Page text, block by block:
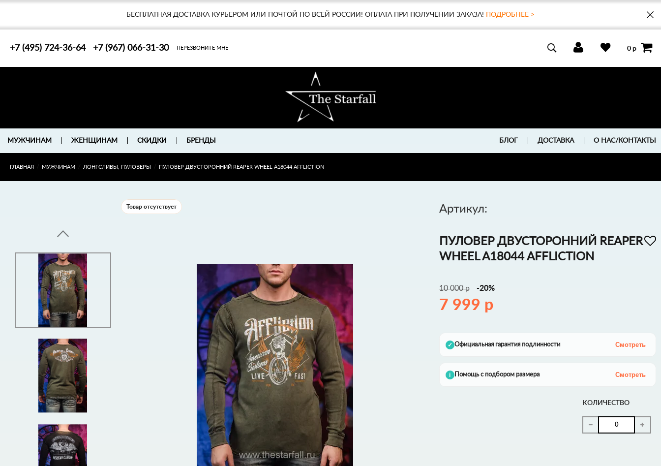
БЕСПЛАТНАЯ ДОСТАВКА КУРЬЕРОМ ИЛИ ПОЧТОЙ ПО ВСЕЙ РОССИИ! ОПЛАТА ПРИ ПОЛУЧЕНИИ ЗАКАЗА! ПОДРОБНЕЕ >
+7 (495) 724-36-64 +7 (967) 066-31-30 ПЕРЕЗВОНИТЕ МНЕ 0 р
МУЖЧИНАМ ЖЕНЩИНАМ СКИДКИ БРЕНДЫ БЛОГ ДОСТАВКА О НАС/КОНТАКТЫ
ГЛАВНАЯ МУЖЧИНАМ ЛОНГСЛИВЫ, ПУЛОВЕРЫ ПУЛОВЕР ДВУСТОРОННИЙ REAPER WHEEL A18044 AFFLICTION
Товар отсутствует Артикул:
ПУЛОВЕР ДВУСТОРОННИЙ REAPER
WHEEL A18044 AFFLICTION
10 000 р -20%
7 999 р
✓ Официальная гарантия подлинности Смотреть
i Помощь с подбором размера Смотреть
КОЛИЧЕСТВО